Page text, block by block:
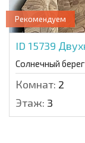
Рекомендуем
ID 15739
Солнечный берег
Комнат: 2
Этаж: 3